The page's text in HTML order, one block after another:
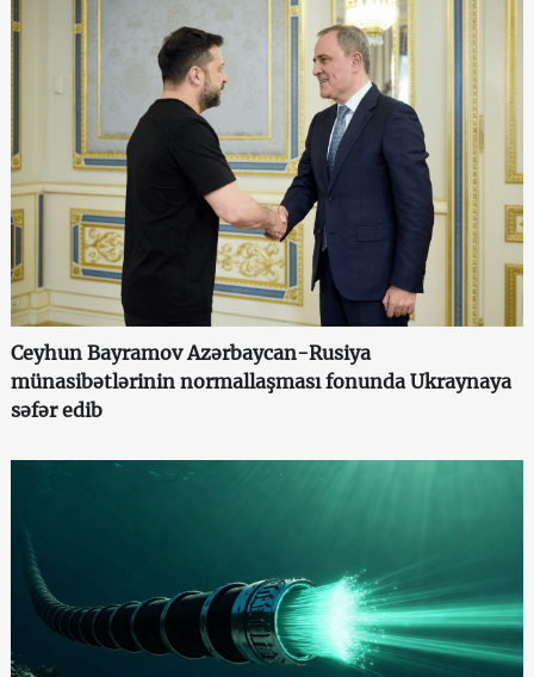
Ceyhun Bayramov Azərbaycan-Rusiya
münasibətlərinin normallaşması fonunda Ukraynaya
səfər edib